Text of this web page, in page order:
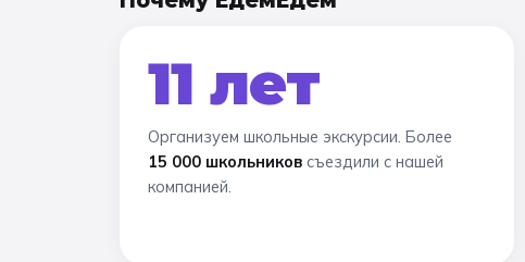
11 лет
Организуем школьные экскурсии. Более
15 000 школьников съездили с нашей
компанией.